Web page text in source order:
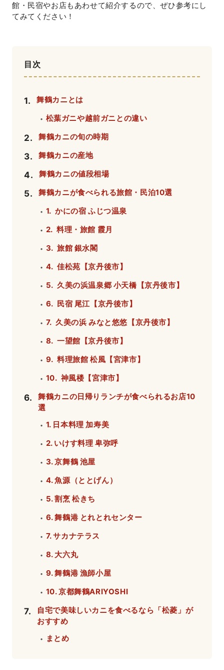
館・民宿やお店もあわせて紹介するので、ぜひ参考にし
てみてください！
目次
1. 舞鶴カニとは
・ 松葉ガニや越前ガニとの違い
2. 舞鶴カニの旬の時期
3. 舞鶴カニの産地
4. 舞鶴カニの値段相場
5. 舞鶴カニが食べられる旅館・民泊10選
・ 1. かにの宿 ふじつ温泉
・ 2. 料理・旅館 霞月
・ 3. 旅館 銀水閣
・ 4. 佳松苑【京丹後市】
・ 5. 久美の浜温泉郷 小天橋【京丹後市】
・ 6. 民宿 尾江【京丹後市】
・ 7. 久美の浜 みなと悠悠【京丹後市】
・ 8. 一望館【京丹後市】
・ 9. 料理旅館 松風【宮津市】
・ 10. 神風楼【宮津市】
6.
舞鶴カニの日帰りランチが食べられるお店10
選
・ 1. 日本料理 加寿美
・ 2. いけす料理 卑弥呼
・ 3. 京舞鶴 池屋
・ 4. 魚源（ととげん）
・ 5. 割烹 松きち
・ 6. 舞鶴港 とれとれセンター
・ 7. サカナテラス
・ 8. 大六丸
・ 9. 舞鶴港 漁師小屋
・ 10. 京都舞鶴ARIYOSHI
7.
自宅で美味しいカニを食べるなら「松菱」が
おすすめ
・ まとめ